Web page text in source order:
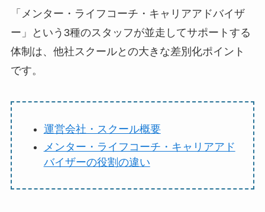
「メンター・ライフコーチ・キャリアアドバイザ
ー」という3種のスタッフが並走してサポートする
体制は、他社スクールとの大きな差別化ポイント
です。
運営会社・スクール概要
メンター・ライフコーチ・キャリアアド
バイザーの役割の違い